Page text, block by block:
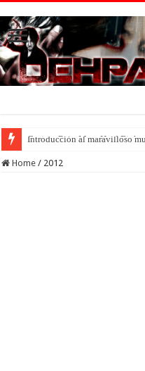
Introducción al maravilloso
Home / 2012